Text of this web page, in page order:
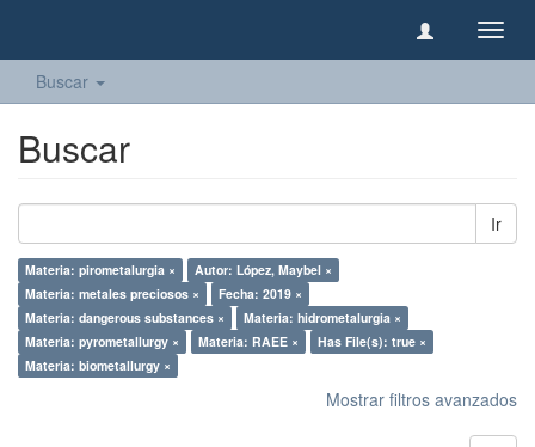
Buscar
Buscar
Ir
Materia: pirometalurgia ×
Autor: López, Maybel ×
Materia: metales preciosos ×
Fecha: 2019 ×
Materia: dangerous substances ×
Materia: hidrometalurgia ×
Materia: pyrometallurgy ×
Materia: RAEE ×
Has File(s): true ×
Materia: biometallurgy ×
Mostrar filtros avanzados